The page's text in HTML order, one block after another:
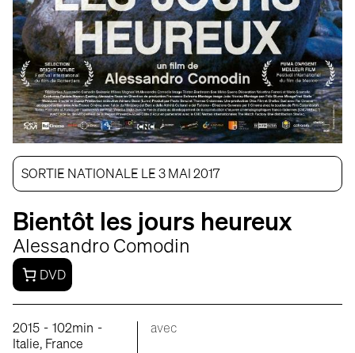
SORTIE NATIONALE LE 3 MAI 2017
Bientôt les jours heureux
Alessandro Comodin
DVD
2015 - 102min -
Italie, France
avec